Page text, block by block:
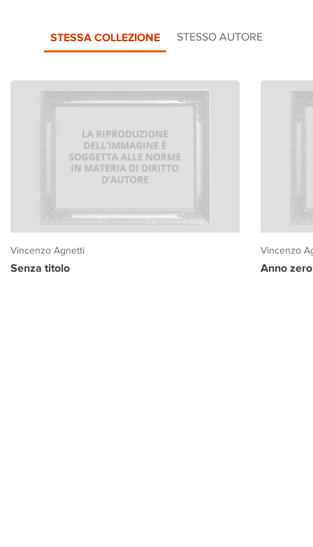
STESSA COLLEZIONE STESSO AUTORE
Vincenzo Agnetti
Senza titolo
Vincenzo
Anno zero